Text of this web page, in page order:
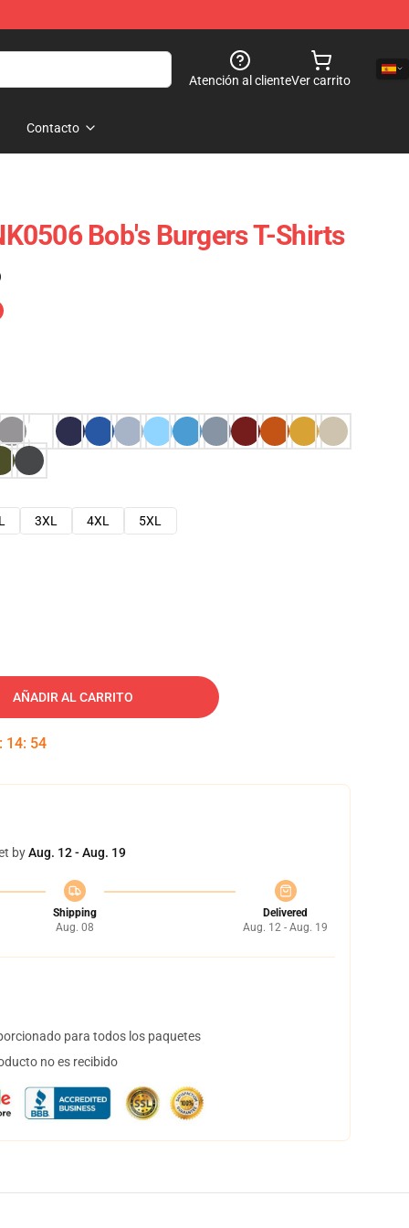
Atención al clienteVer carrito
Contacto
Bob's Burgers T-Shirts
3XL 4XL 5XL
AÑADIR AL CARRITO
: 14: 53
byAug. 12 - Aug. 19
Shipping
Aug. 08
Delivered
Aug. 12 - Aug. 19
para todos los paquetes
no es recibido